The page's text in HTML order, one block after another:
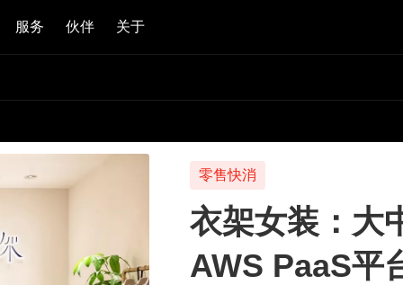
服务 伙伴 关于
零售快消
衣架女装：大
AWS PaaS平